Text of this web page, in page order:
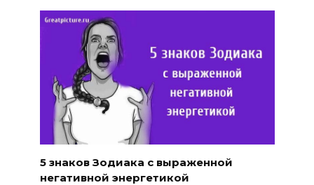
5 знаков Зодиака с выраженной
негативной энергетикой